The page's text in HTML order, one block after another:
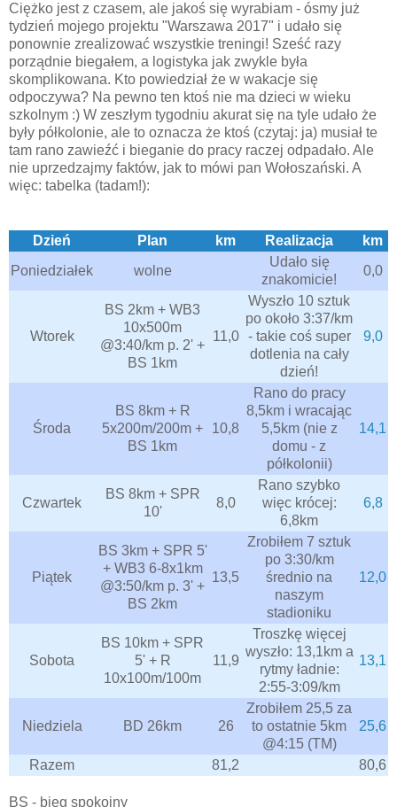
Ciężko jest z czasem, ale jakoś się wyrabiam - ósmy już
tydzień mojego projektu "Warszawa 2017" i udało się
ponownie zrealizować wszystkie treningi! Sześć razy
porządnie biegałem, a logistyka jak zwykle była
skomplikowana. Kto powiedział że w wakacje się
odpoczywa? Na pewno ten ktoś nie ma dzieci w wieku
szkolnym :) W zeszłym tygodniu akurat się na tyle udało że
były półkolonie, ale to oznacza że ktoś (czytaj: ja) musiał te
tam rano zawieźć i bieganie do pracy raczej odpadało. Ale
nie uprzedzajmy faktów, jak to mówi pan Wołoszański. A
więc: tabelka (tadam!):
Dzień Plan km Realizacja
km
Poniedziałek
wolne
Udało się
znakomicie!
0,0
Wtorek
BS 2km + WB3
10x500m
@3:40/km p. 2' +
BS 1km
11,0
Wyszło 10 sztuk
po około 3:37/km
- takie coś super
dotlenia na cały
dzień!
9,0
Środa
BS 8km + R
5x200m/200m +
BS 1km
10,8
Rano do pracy
8,5km i wracając
5,5km (nie z
domu - z
półkolonii)
14,1
Czwartek
BS 8km + SPR
10'
8,0
Rano szybko
więc krócej:
6,8km
6,8
Piątek
BS 3km + SPR 5'
+ WB3 6-8x1km
@3:50/km p. 3' +
BS 2km
13,5
Zrobiłem 7 sztuk
po 3:30/km
średnio na
naszym
stadioniku
12,0
Sobota
BS 10km + SPR
5' + R
10x100m/100m
11,9
Troszkę więcej
wyszło: 13,1km a
rytmy ładnie:
2:55-3:09/km
13,1
Niedziela BD 26km 26
Zrobiłem 25,5 za
to ostatnie 5km
@4:15 (TM)
25,6
Razem 81,2 80,6
BS - bieg spokojny